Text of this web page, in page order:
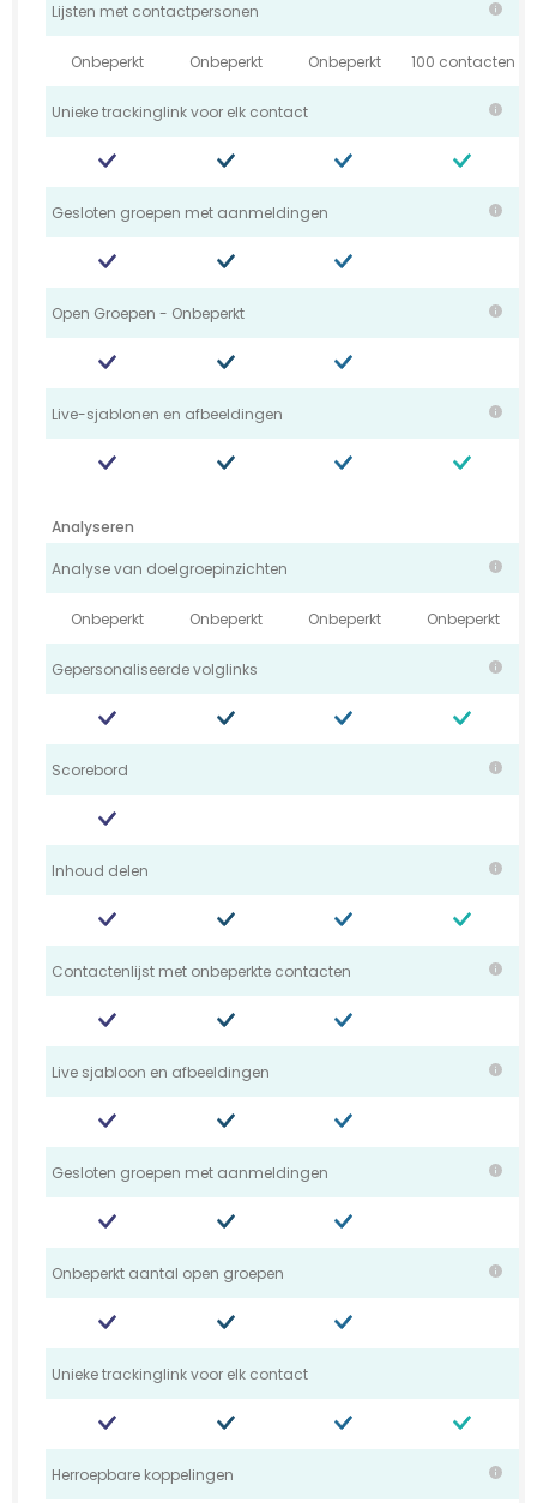
Lijsten met contactpersonen
Onbeperkt Onbeperkt Onbeperkt 100 contacten
Unieke trackinglink voor elk contact
Gesloten groepen met aanmeldingen
Open Groepen - Onbeperkt
Live-sjablonen en afbeeldingen
Analyseren
Analyse van doelgroepinzichten
Onbeperkt Onbeperkt Onbeperkt Onbeperkt
Gepersonaliseerde volglinks
Scorebord
Inhoud delen
Contactenlijst met onbeperkte contacten
Live sjabloon en afbeeldingen
Gesloten groepen met aanmeldingen
Onbeperkt aantal open groepen
Unieke trackinglink voor elk contact
Herroepbare koppelingen